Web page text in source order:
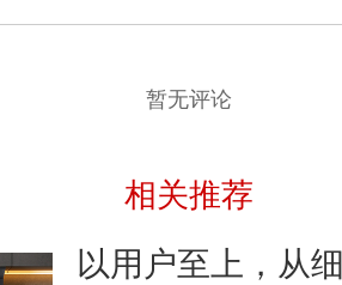
暂无评论
相关推荐
以用户至上，从